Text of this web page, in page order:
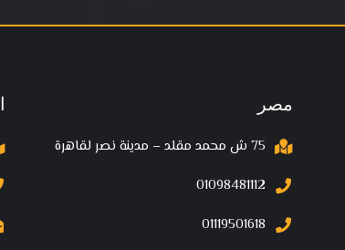
مصر
75 ش محمد مقلد – مدينة نصر لقاهرة
01098481112
01119501618